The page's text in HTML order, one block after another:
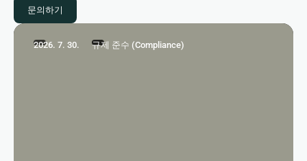
문의하기
2026. 7. 30. 규제 준수 (Compliance)